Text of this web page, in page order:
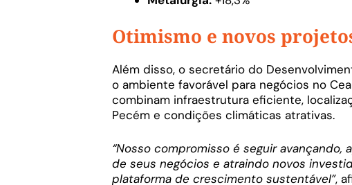
Otimismo e novos
Além disso, o secretário do
o ambiente favorável para negócios no
combinam infraestrutura eficiente,
Pecém e condições climáticas atrativas.
“Nosso compromisso é seguir
de seus negócios e atraindo novos
plataforma de crescimento sustentável”,